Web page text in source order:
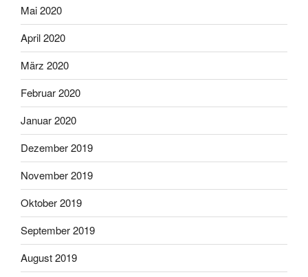
Mai 2020
April 2020
März 2020
Februar 2020
Januar 2020
Dezember 2019
November 2019
Oktober 2019
September 2019
August 2019